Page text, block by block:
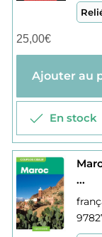
25,00€
Ajouter au
En stock
...